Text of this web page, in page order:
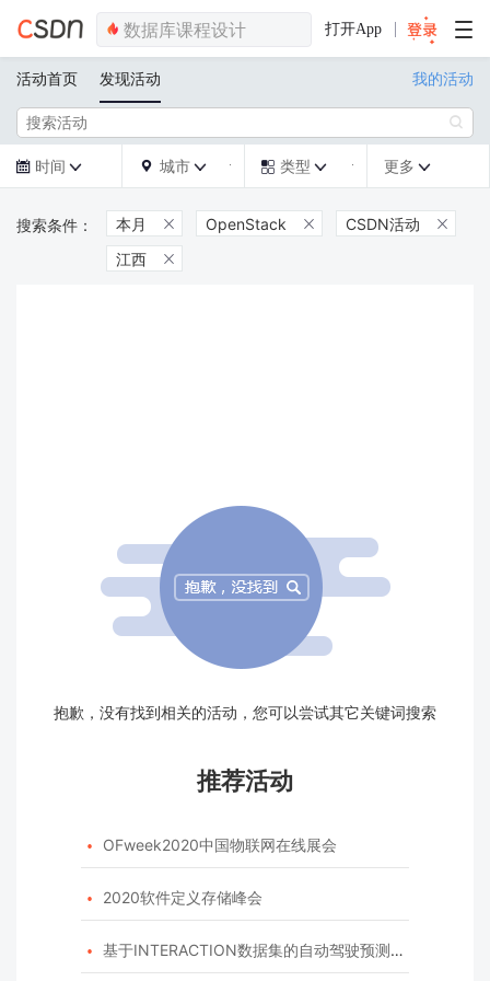
打开App
活动首页 发现活动 我的活动

 时间   城市   类型  更多 
本月  OpenStack  CSDN活动 
江西 
抱歉，没有找到相关的活动，您可以尝试其它关键词搜索
推荐活动
 OFweek2020中国物联网在线展会
 2020软件定义存储峰会
 基于INTERACTION数据集的自动驾驶预测模型挑战赛